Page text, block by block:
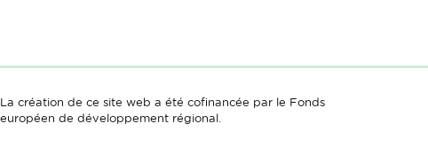
La création de ce site web a été cofinancée par le Fonds
européen de développement régional.